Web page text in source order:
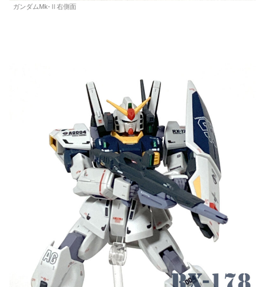
ガンダムMk-Ⅱ右側面